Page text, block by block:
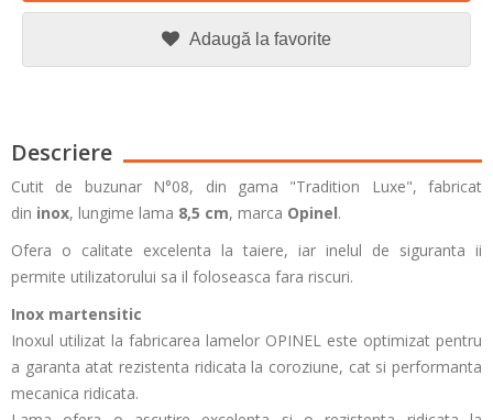
Adaugă la favorite
Descriere
Cutit de buzunar N°08, din gama "Tradition Luxe", fabricat
din inox, lungime lama 8,5 cm, marca Opinel.
Ofera o calitate excelenta la taiere, iar inelul de siguranta ii
permite utilizatorului sa il foloseasca fara riscuri.
Inox martensitic
Inoxul utilizat la fabricarea lamelor OPINEL este optimizat pentru
a garanta atat rezistenta ridicata la coroziune, cat si performanta
mecanica ridicata.